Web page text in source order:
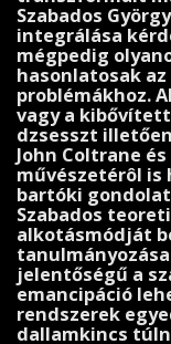
Szabados
integrá­lása
mégpedig
hasonlatosak
problémákhoz.
vagy a
dzsesszt
John Coltrane
művészetérôl
bartóki
Szabados
alkotásmódját
jelentőségű a
emancipáció
rendszerek
dallamkincs